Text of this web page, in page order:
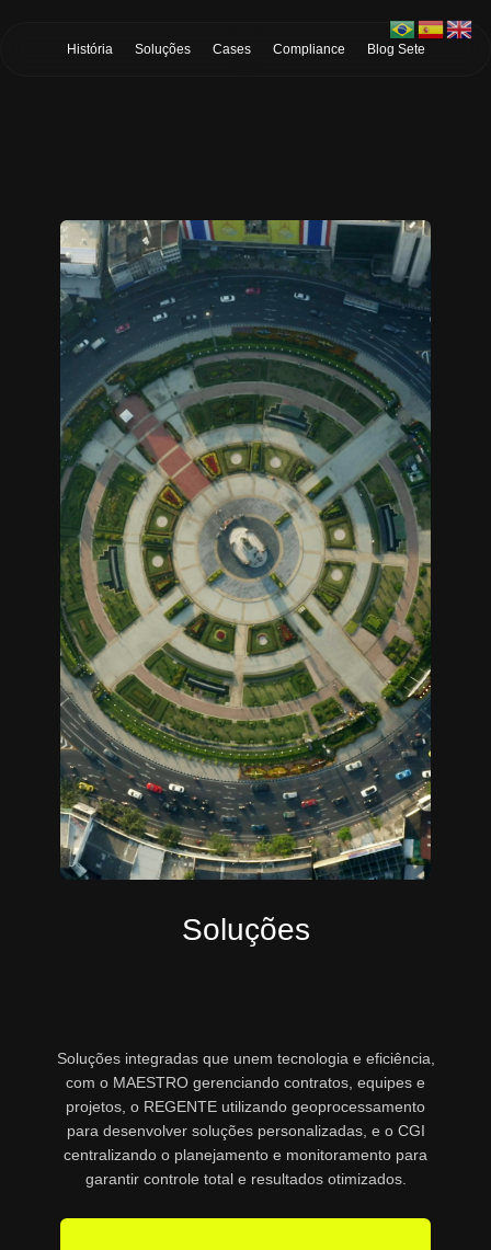
História Soluções Cases Compliance Blog Sete
Soluções
Soluções integradas que unem tecnologia e eficiência,
com o MAESTRO gerenciando contratos, equipes e
projetos, o REGENTE utilizando geoprocessamento
para desenvolver soluções personalizadas, e o CGI
centralizando o planejamento e monitoramento para
garantir controle total e resultados otimizados.